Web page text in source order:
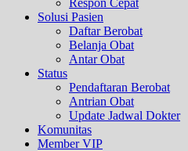
Solusi Pasien
Daftar Berobat
Belanja Obat
Antar Obat
Status
Pendaftaran Berobat
Antrian Obat
Update Jadwal Dokter
Komunitas
Member VIP